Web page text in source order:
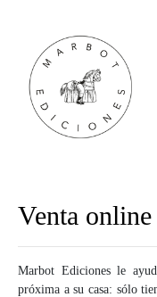
Venta online
Marbot Ediciones le
próxima a su casa: sólo